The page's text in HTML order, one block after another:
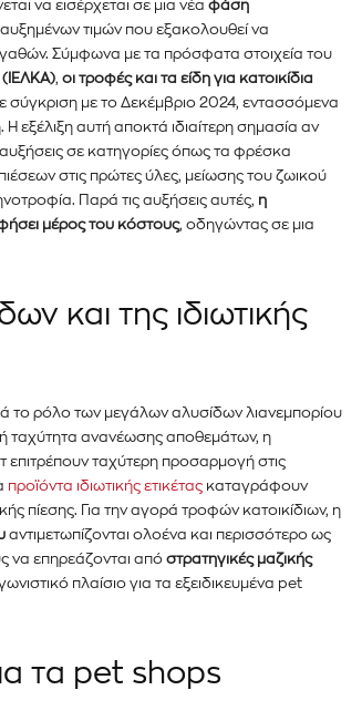
σεβόμαστε την
να εισέρχεται σε μια νέα φάση
τιμών που εξακολουθεί να
Σύμφωνα με τα πρόσφατα στοιχεία του
(ΙΕΛΚΑ), οι τροφές και τα είδη για κατοικίδια
σύγκριση με το Δεκέμβριο 2024, εντασσόμενα
Η εξέλιξη αυτή αποκτά ιδιαίτερη σημασία αν
σε κατηγορίες όπως τα φρέσκα
στις πρώτες ύλες, μείωσης του ζωικού
Παρά τις αυξήσεις αυτές, η
μέρος του κόστους, οδηγώντας σε μια
και της ιδιωτικής
το ρόλο των μεγάλων αλυσίδων λιανεμπορίου
ταχύτητα ανανέωσης αποθεμάτων, η
επιτρέπουν ταχύτερη προσαρμογή στις
προϊόντα ιδιωτικής ετικέτας καταγράφουν
πίεσης. Για την αγορά τροφών κατοικίδιων, η
αντιμετωπίζονται ολοένα και περισσότερο ως
να επηρεάζονται από στρατηγικές μαζικής
πλαίσιο για τα εξειδικευμένα pet
τα pet shops